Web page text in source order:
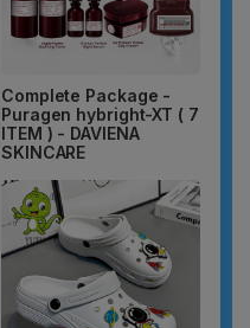
Complete Package -
Puragen hybright-XT ( 7
ITEM ) - DAVIENA
SKINCARE